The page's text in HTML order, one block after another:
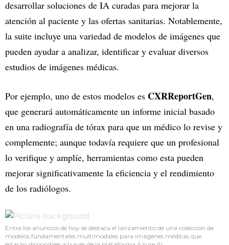
desarrollar soluciones de IA curadas para mejorar la
atención al paciente y las ofertas sanitarias. Notablemente,
la suite incluye una variedad de modelos de imágenes que
pueden ayudar a analizar, identificar y evaluar diversos
estudios de imágenes médicas.
Por ejemplo, uno de estos modelos es CXRReportGen,
que generará automáticamente un informe inicial basado
en una radiografía de tórax para que un médico lo revise y
complemente; aunque todavía requiere que un profesional
lo verifique y amplíe, herramientas como esta pueden
mejorar significativamente la eficiencia y el rendimiento
de los radiólogos.
Entre los anuncios de hoy se destaca el lanzamiento de una colección de
modelos fundamentales multimodales para imágenes médicas que